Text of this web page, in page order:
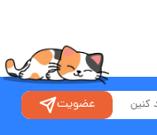
عضویت